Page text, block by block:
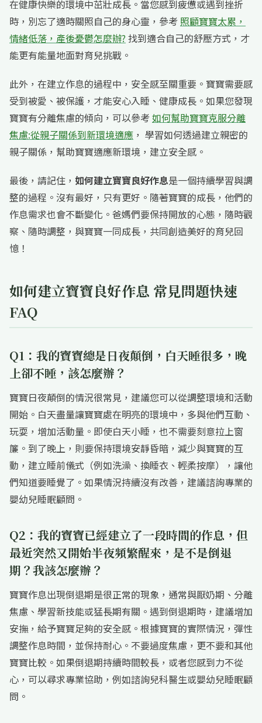
在健康快樂的環境中茁壯成長。當您感到疲憊或遇到挫折
時，別忘了適時關照自己的身心靈，參考 照顧寶寶太累，
情緒低落，產後憂鬱怎麼辦? 找到適合自己的舒壓方式，才
能更有能量地面對育兒挑戰。
此外，在建立作息的過程中，安全感至關重要。寶寶需要感
受到被愛、被保護，才能安心入睡、健康成長。如果您發現
寶寶有分離焦慮的傾向，可以參考如何幫助寶寶克服分離
焦慮:從親子關係到新環境適應 ， 學習如何透過建立親密的
親子關係，幫助寶寶適應新環境，建立安全感。
最後，請記住， 如何建立寶寶良好作息是一個持續學習與調
整的過程。沒有最好，只有更好。隨著寶寶的成長，他們的
作息需求也會不斷變化。爸媽們要保持開放的心態，隨時觀
察、隨時調整，與寶寶一同成長，共同創造美好的育兒回
憶！
如何建立寶寶良好作息 常見問題快速
FAQ
Q1：我的寶寶總是日夜顛倒，白天睡很多，晚
上卻不睡，該怎麼辦？
寶寶日夜顛倒的情況很常見，建議您可以從調整環境和活動
開始。白天盡量讓寶寶處在明亮的環境中，多與他們互動、
玩耍，增加活動量。即使白天小睡，也不需要刻意拉上窗
簾。到了晚上，則要保持環境安靜昏暗，減少與寶寶的互
動，建立睡前儀式（例如洗澡、換睡衣、輕柔按摩），讓他
們知道要睡覺了。如果情況持續沒有改善，建議諮詢專業的
嬰幼兒睡眠顧問。
Q2：我的寶寶已經建立了一段時間的作息，但
最近突然又開始半夜頻繁醒來，是不是倒退
期？我該怎麼辦？
寶寶作息出現倒退期是很正常的現象，通常與厭奶期、分離
焦慮、學習新技能或猛長期有關。遇到倒退期時，建議增加
安撫，給予寶寶足夠的安全感。根據寶寶的實際情況，彈性
調整作息時間，並保持耐心。不要過度焦慮，更不要和其他
寶寶比較。如果倒退期持續時間較長，或者您感到力不從
心，可以尋求專業協助，例如諮詢兒科醫生或嬰幼兒睡眠顧
問。